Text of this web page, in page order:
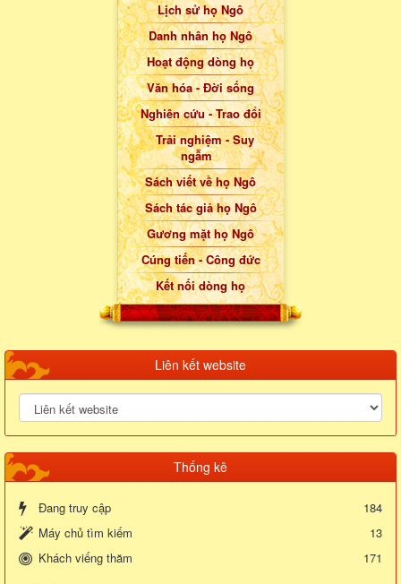
Lịch sử họ Ngô
Danh nhân họ Ngô
Hoạt động dòng họ
Văn hóa - Đời sống
Nghiên cứu - Trao đổi
Trải nghiệm - Suy
ngẫm
Sách viết về họ Ngô
Sách tác giả họ Ngô
Gương mặt họ Ngô
Cúng tiến - Công đức
Kết nối dòng họ
Liên kết website
Thống kê
Đang truy cập
184
Máy chủ tìm kiếm
13
Khách viếng thăm
171